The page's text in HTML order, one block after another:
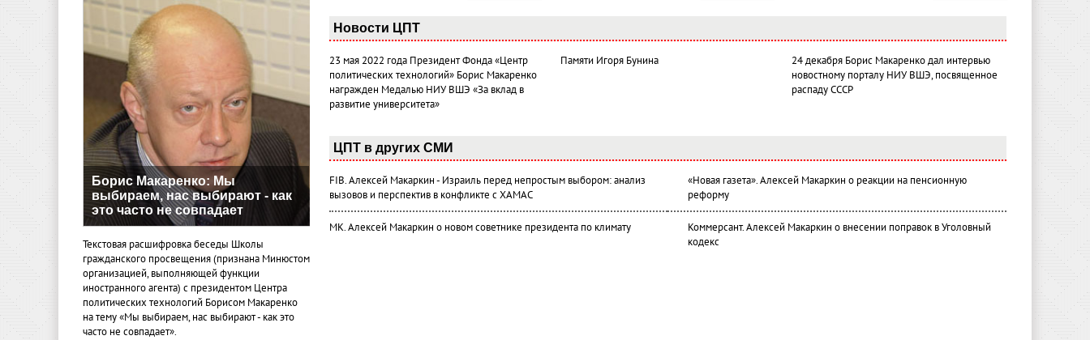
Борис Макаренко: Мы
выбираем, нас выбирают - как
это часто не совпадает
Текстовая расшифровка беседы Школы
гражданского просвещения (признана Минюстом
организацией, выполняющей функции
иностранного агента) с президентом Центра
политических технологий Борисом Макаренко
на тему «Мы выбираем, нас выбирают - как это
часто не совпадает».
Новости ЦПТ
23 мая 2022 года Президент Фонда «Центр
политических технологий» Борис Макаренко
награжден Медалью НИУ ВШЭ «За вклад в
развитие университета»
Памяти Игоря Бунина
24 декабря Борис Макаренко дал интервью
новостному порталу НИУ ВШЭ, посвященное
распаду СССР
ЦПТ в других СМИ
FIB. Алексей Макаркин - Израиль перед непростым выбором: анализ
вызовов и перспектив в конфликте с ХАМАС
«Новая газета». Алексей Макаркин о реакции на пенсионную
реформу
МК. Алексей Макаркин о новом советнике президента по климату
Коммерсант. Алексей Макаркин о внесении поправок в Уголовный
кодекс